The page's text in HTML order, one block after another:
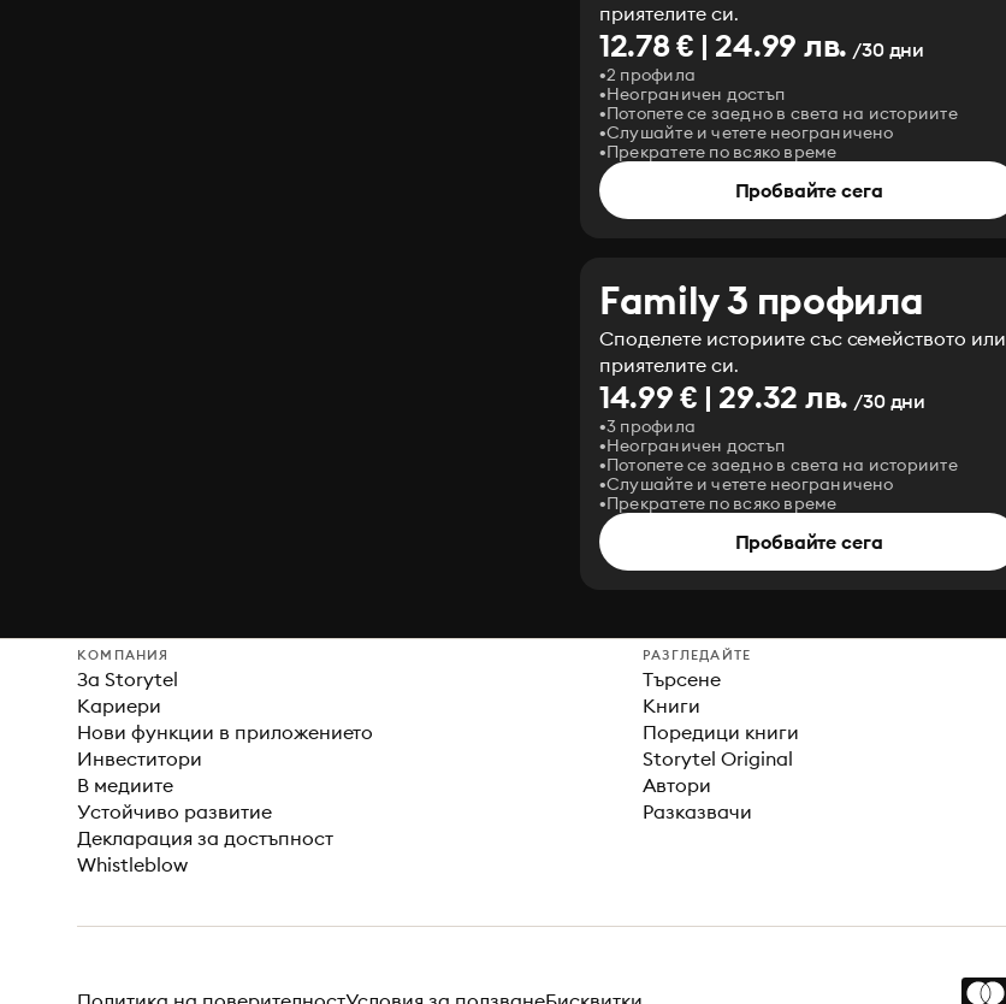
приятелите си.
12.78 € | 24.99 лв. /30 дни
2 профила
Неограничен достъп
Потопете се заедно в света на историите
Слушайте и четете неограничено
Прекратете по всяко време
Пробвайте сега
Family 3 профила
Споделете историите със семейството или
приятелите си.
14.99 € | 29.32 лв. /30 дни
3 профила
Неограничен достъп
Потопете се заедно в света на историите
Слушайте и четете неограничено
Прекратете по всяко време
Пробвайте сега
КОМПАНИЯ
За Storytel
Кариери
Нови функции в приложението
Инвеститори
В медиите
Устойчиво развитие
Декларация за достъпност
Whistleblow
РАЗГЛЕДАЙТЕ
Търсене
Книги
Поредици книги
Storytel Original
Автори
Разказвачи